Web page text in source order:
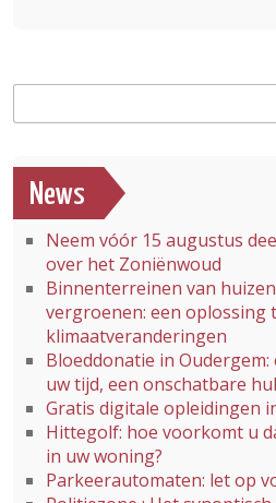
News
Neem vóór 15 augustus
over het Zoniënwoud
Binnenterreinen van
vergroenen: een oplossing
klimaatveranderingen
Bloeddonatie in
uw tijd, een onschatbare
Gratis digitale opleidingen
Hittegolf: hoe voorkomt u
in uw woning?
Parkeerautomaten: let op